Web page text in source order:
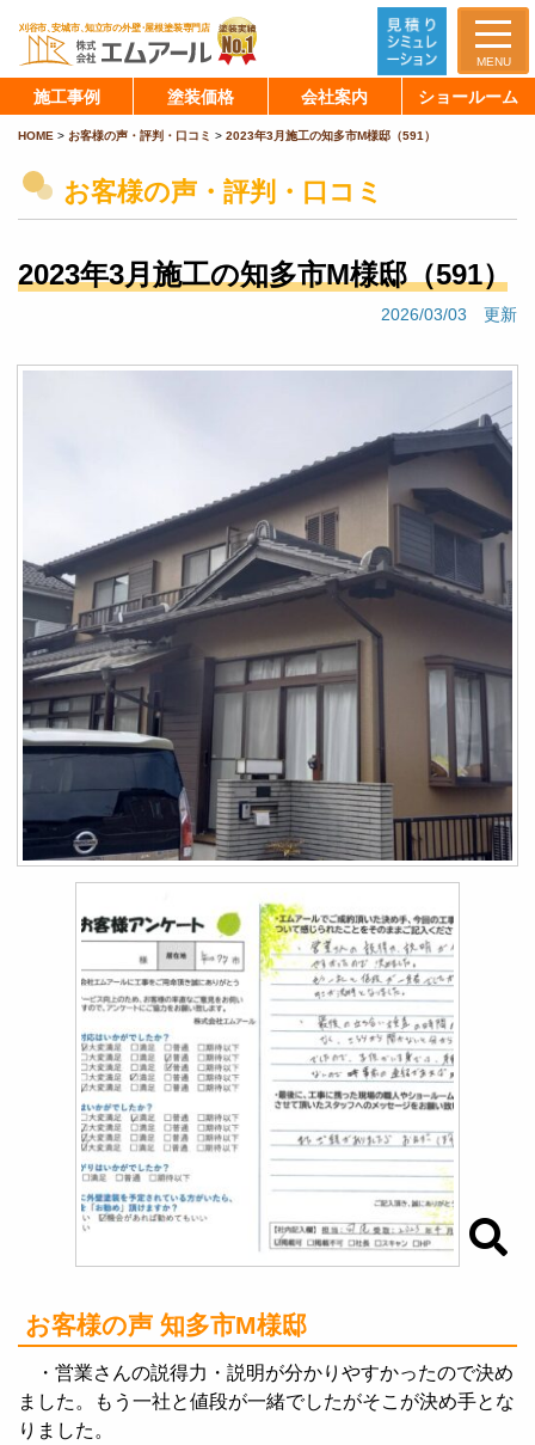
MENU
施工事例 塗装価格 会社案内 ショールーム
HOME > お客様の声・評判・口コミ > 2023年3月施工の知多市M様邸（591）
お客様の声・評判・口コミ
2023年3月施工の知多市M様邸（591）
2026/03/03 更新
お客様の声 知多市M様邸
・営業さんの説得力・説明が分かりやすかったので決め
ました。もう一社と値段が一緒でしたがそこが決め手とな
りました。